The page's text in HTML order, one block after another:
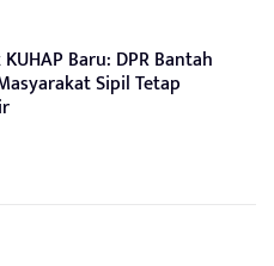
Baru: DPR Bantah
Sipil Tetap